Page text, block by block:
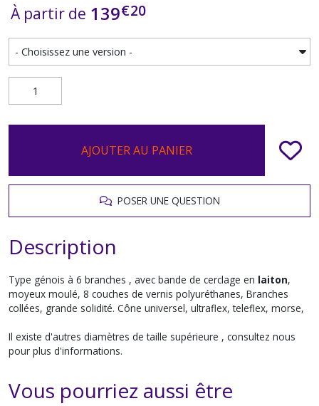
À partir de 139€20
AJOUTER AU PANIER
POSER UNE QUESTION
Description
Type génois à 6 branches , avec bande de cerclage en laiton,
moyeux moulé, 8 couches de vernis polyuréthanes, Branches
collées, grande solidité. Cône universel, ultraflex, teleflex, morse,
Il existe d'autres diamètres de taille supérieure , consultez nous
pour plus d'informations.
Vous pourriez aussi être